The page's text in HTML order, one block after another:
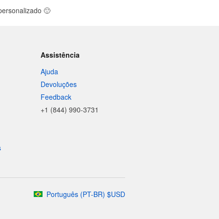
🙂
Assistência
Ajuda
Devoluções
Feedback
+1 (844) 990-3731
Português (PT-BR) $USD